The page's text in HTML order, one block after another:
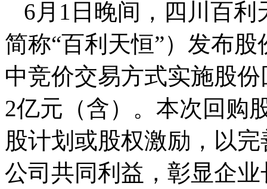
6月1日晚间，四川百
简称“百利天恒”）发布
中竞价交易方式实施股
2亿元（含）。本次回购
股计划或股权激励，以
公司共同利益，彰显企